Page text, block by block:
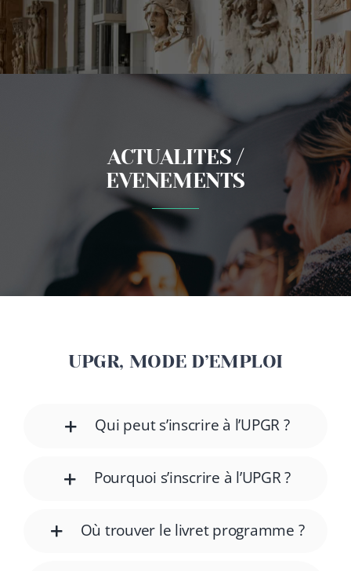
ACTUALITES /
EVENEMENTS
UPGR, MODE D’EMPLOI
Qui peut s’inscrire à l’UPGR ?
Pourquoi s’inscrire à l’UPGR ?
Où trouver le livret programme ?